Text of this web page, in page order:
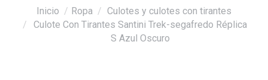
Estás aquí:
Inicio Ropa
Culotes y culotes con tirantes
Culote Con Tirantes Santini Trek-segafredo Réplica
S Azul Oscuro